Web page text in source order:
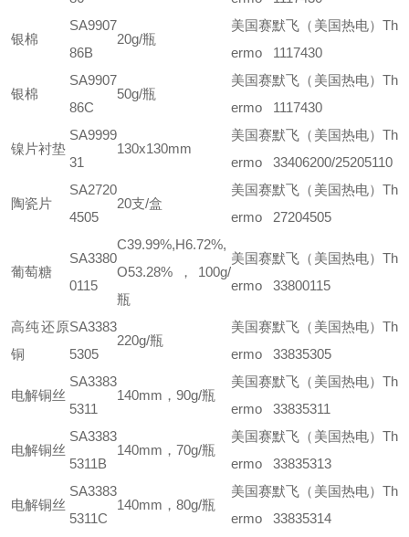
银棉
SA9907
86B
20g/瓶
美国赛默飞（美国热电）Th
ermo 1117430
银棉
SA9907
86C
50g/瓶
美国赛默飞（美国热电）Th
ermo 1117430
镍片衬垫
SA9999
31
130x130mm
美国赛默飞（美国热电）Th
ermo 33406200/25205110
陶瓷片
SA2720
4505
20支/盒
美国赛默飞（美国热电）Th
ermo 27204505
葡萄糖
SA3380
0115
C39.99%,H6.72%,
O53.28%，100g/
瓶
美国赛默飞（美国热电）Th
ermo 33800115
高纯还原
铜
SA3383
5305
220g/瓶
美国赛默飞（美国热电）Th
ermo 33835305
电解铜丝
SA3383
5311
140mm，90g/瓶
美国赛默飞（美国热电）Th
ermo 33835311
电解铜丝
SA3383
5311B
140mm，70g/瓶
美国赛默飞（美国热电）Th
ermo 33835313
电解铜丝
SA3383
5311C
140mm，80g/瓶
美国赛默飞（美国热电）Th
ermo 33835314